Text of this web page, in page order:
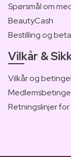
Spørsmål om
BeautyCash
Bestilling og
Vilkår &
Vilkår og
Retningslinjer